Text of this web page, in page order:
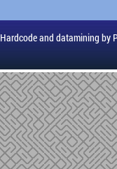
Hardcode and datamining by